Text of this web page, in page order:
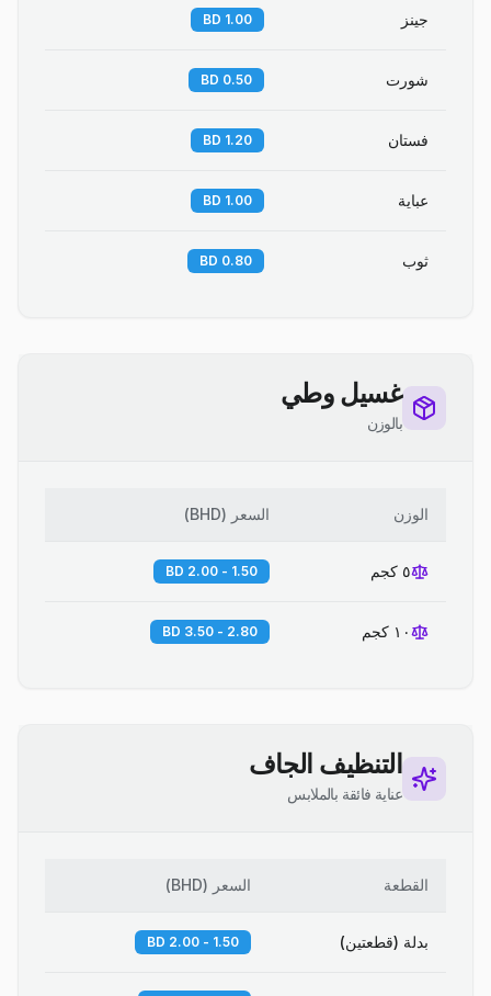
جينز 1.00 BD
شورت 0.50 BD
فستان 1.20 BD
عباية 1.00 BD
ثوب 0.80 BD
غسيل وطي
بالوزن
الوزن السعر (
BHD
)
٥ كجم 1.50 - 2.00 BD
١٠ كجم 2.80 - 3.50 BD
التنظيف الجاف
عناية فائقة بالملابس
القطعة السعر (
BHD
)
بدلة (قطعتين) 1.50 - 2.00 BD